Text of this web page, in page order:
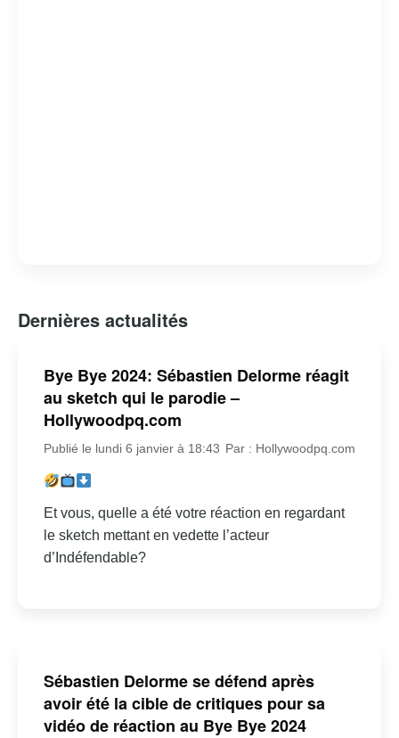
Dernières actualités
Bye Bye 2024: Sébastien Delorme réagit
au sketch qui le parodie –
Hollywoodpq.com
Publié le lundi 6 janvier à 18:43 Par : Hollywoodpq.com
Et vous, quelle a été votre réaction en regardant
le sketch mettant en vedette l’acteur
d’Indéfendable?
Sébastien Delorme se défend après
avoir été la cible de critiques pour sa
vidéo de réaction au Bye Bye 2024